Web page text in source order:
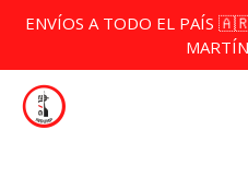
ENVÍOS A TODO EL PAÍS